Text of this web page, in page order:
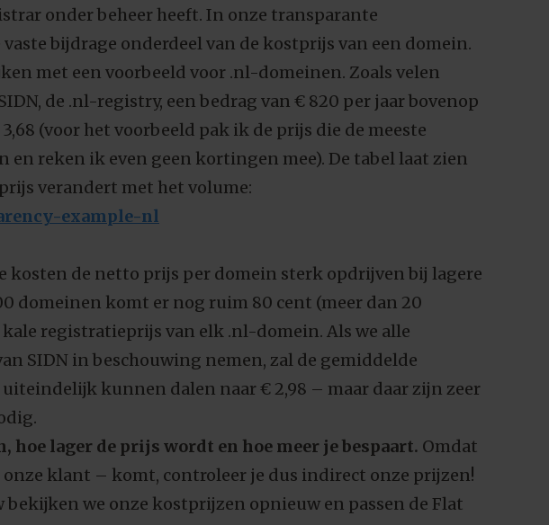
onder beheer heeft. In onze transparante
bijdrage onderdeel van de kostprijs van een domein.
met een voorbeeld voor .nl-domeinen. Zoals velen
de .nl-registry, een bedrag van € 820 per jaar bovenop
(voor het voorbeeld pak ik de prijs die de meeste
en reken ik even geen kortingen mee). De tabel laat zien
verandert met het volume:
kosten de netto prijs per domein sterk opdrijven bij lagere
domeinen komt er nog ruim 80 cent (meer dan 20
registratieprijs van elk .nl-domein. Als we alle
SIDN in beschouwing nemen, zal de gemiddelde
kunnen dalen naar € 2,98 – maar daar zijn zeer
hoe lager de prijs wordt en hoe meer je bespaart. Omdat
klant – komt, controleer je dus indirect onze prijzen!
we onze kostprijzen opnieuw en passen de Flat